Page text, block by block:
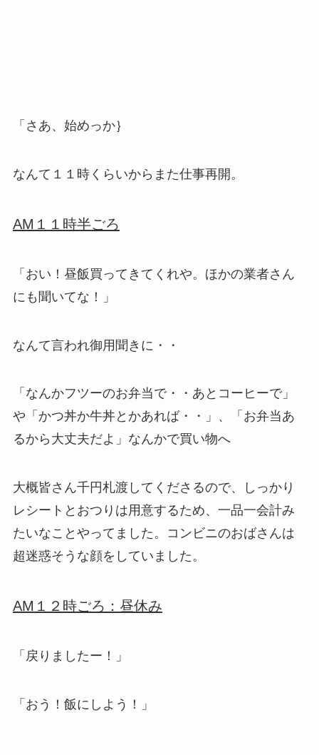
「さあ、始めっか｝
なんて１１時くらいからまた仕事再開。
AM１１時半ごろ
「おい！昼飯買ってきてくれや。ほかの業者さん
にも聞いてな！」
なんて言われ御用聞きに・・
「なんかフツーのお弁当で・・あとコーヒーで」
や「かつ丼か牛丼とかあれば・・」、「お弁当あ
るから大丈夫だよ」なんかで買い物へ
大概皆さん千円札渡してくださるので、しっかり
レシートとおつりは用意するため、一品一会計み
たいなことやってました。コンビニのおばさんは
超迷惑そうな顔をしていました。
AM１２時ごろ：昼休み
「戻りましたー！」
「おう！飯にしよう！」